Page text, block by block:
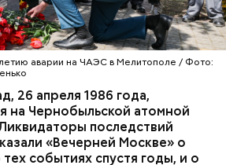
аварии на ЧАЭС в Мелитополе / Фото:
26 апреля 1986 года,
на Чернобыльской атомной
последствий
«Вечерней Москве» о
событиях спустя годы, и о
совершая паломничество в
Чудотворец по просьбе
молитвой успокоил
море.